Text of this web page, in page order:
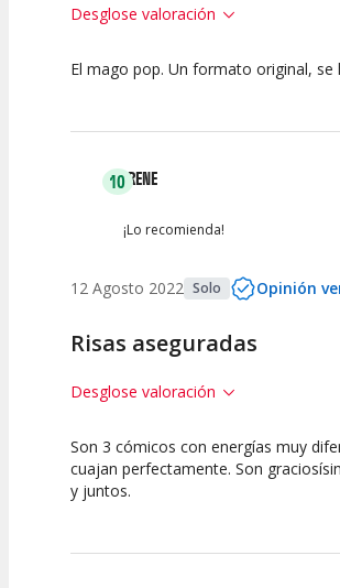
Desglose valoración
10
Espectáculo
10
Escena
10
artística
El mago pop. Un formato original, se
10IRENE
¡Lo recomienda!
12 Agosto 2022 Solo Opinión
Risas aseguradas
Desglose valoración
10
Calidad del
10 10
Son 3 cómicos con energías muy
cuajan perfectamente. Son
y juntos.